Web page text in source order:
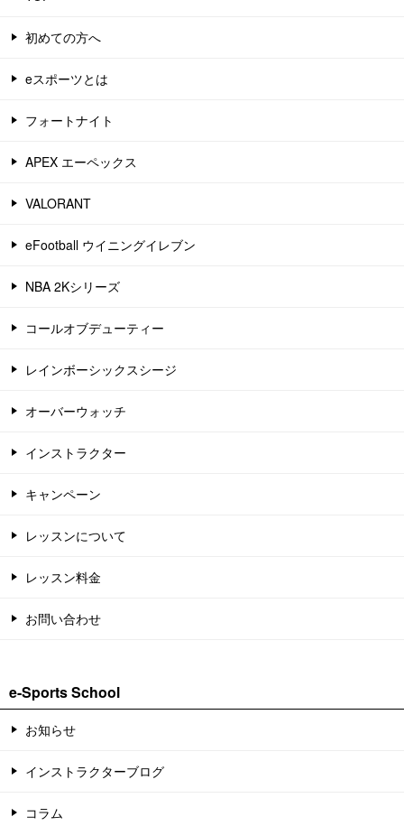
初めての方へ
eスポーツとは
フォートナイト
APEX エーペックス
VALORANT
eFootball ウイニングイレブン
NBA 2Kシリーズ
コールオブデューティー
レインボーシックスシージ
オーバーウォッチ
インストラクター
キャンペーン
レッスンについて
レッスン料金
お問い合わせ
e-Sports School
お知らせ
インストラクターブログ
コラム